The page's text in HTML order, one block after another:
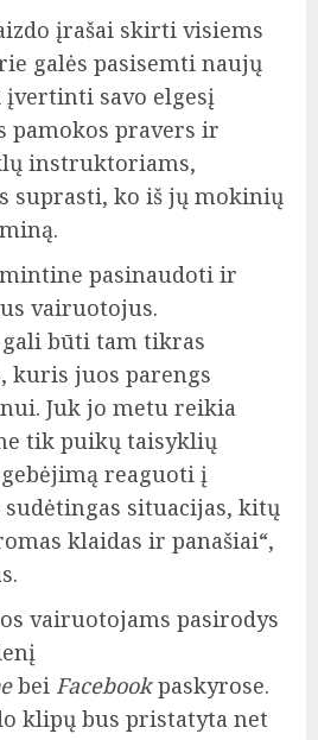
įrašai skirti visiems
galės pasisemti naujų
savo elgesį
pamokos pravers ir
instruktoriams,
suprasti, ko iš jų mokinių
pasinaudoti ir
vairuotojus.
būti tam tikras
kuris juos parengs
Juk jo metu reikia
tik puikų taisyklių
reaguoti į
situacijas, kitų
klaidas ir panašiai“,
vairuotojams pasirodys
bei Facebookpaskyrose.
klipų bus pristatyta net